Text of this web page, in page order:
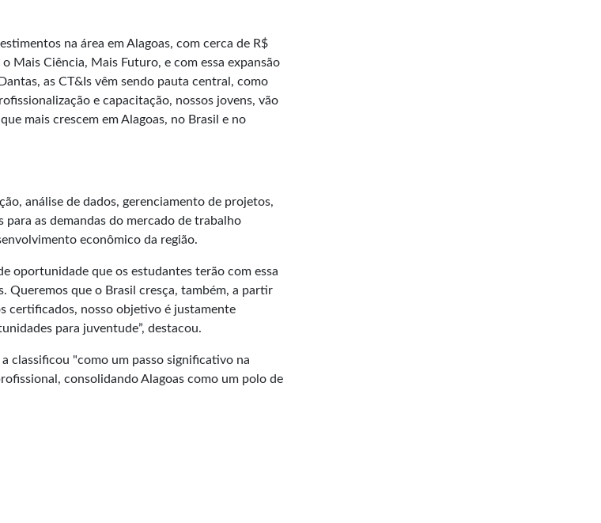
na área em Alagoas, com cerca de R$
Mais Ciência, Mais Futuro, e com essa expansão
as CT&Is vêm sendo pauta central, como
e capacitação, nossos jovens, vão
mais crescem em Alagoas, no Brasil e no
análise de dados, gerenciamento de projetos,
as demandas do mercado de trabalho
econômico da região.
oportunidade que os estudantes terão com essa
Queremos que o Brasil cresça, também, a partir
certificados, nosso objetivo é justamente
para juventude”, destacou.
classificou "como um passo significativo na
consolidando Alagoas como um polo de